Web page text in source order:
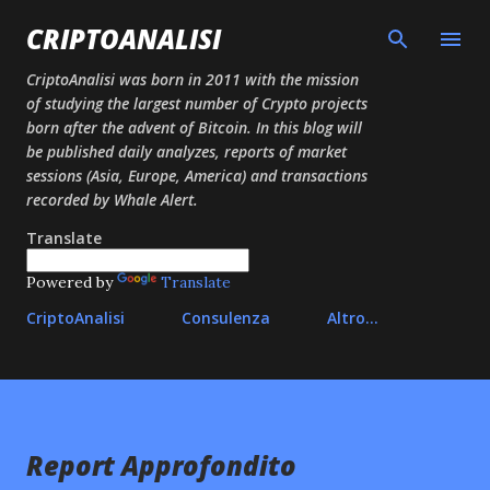
Passa ai contenuti principali
CRIPTOANALISI
CriptoAnalisi was born in 2011 with the mission
of studying the largest number of Crypto projects
born after the advent of Bitcoin. In this blog will
be published daily analyzes, reports of market
sessions (Asia, Europe, America) and transactions
recorded by Whale Alert.
Translate
Powered by Translate
CriptoAnalisi Consulenza Altro…
Report Approfondito